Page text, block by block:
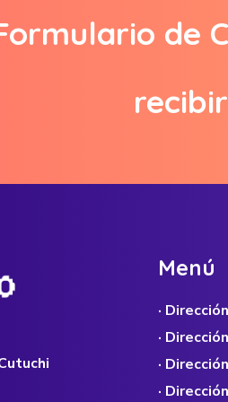
de
Menú
·
·
·
·